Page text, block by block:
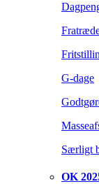
G-dage
Særligt
OK